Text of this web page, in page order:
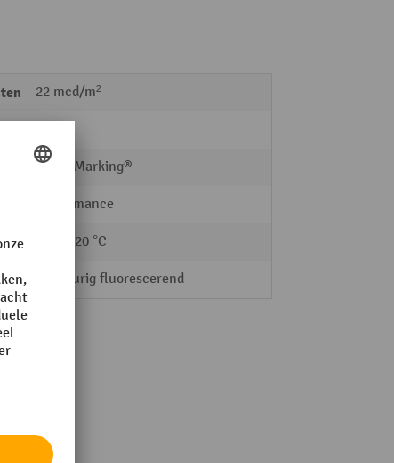
22 mcd/m²
SafetyMarking®
Performance
-30 - 120 °C
Langdurig fluorescerend